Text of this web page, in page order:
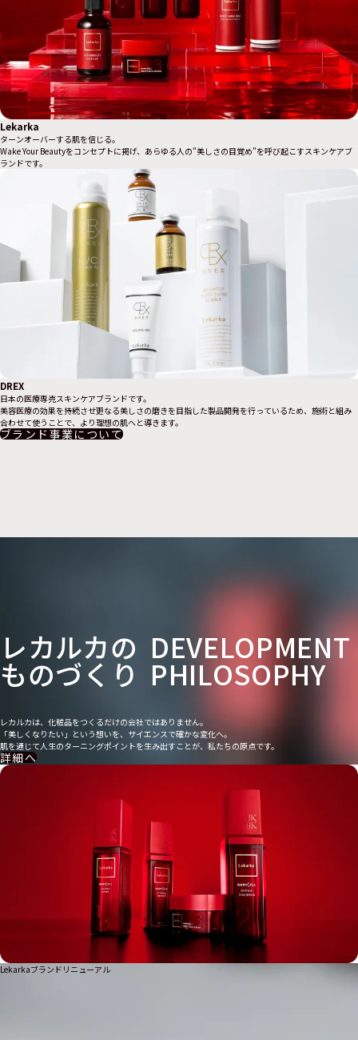
Lekarka
ターンオーバーする肌を信じる。
Wake Your Beautyをコンセプトに掲げ、あらゆる人の”美しさの目覚め”を呼び起こすスキンケアブ
ランドです。
DREX
日本の医療専売スキンケアブランドです。
美容医療の効果を持続させ更なる美しさの磨きを目指した製品開発を行っているため、施術と組み
合わせて使うことで、より理想の肌へと導きます。
ブランド事業について
レカルカの
ものづくり
DEVELOPMENT
PHILOSOPHY
レカルカは、化粧品をつくるだけの会社ではありません。
「美しくなりたい」という想いを、サイエンスで確かな変化へ。
肌を通じて人生のターニングポイントを生み出すことが、私たちの原点です。
詳細へ
Lekarkaブランドリニューアル